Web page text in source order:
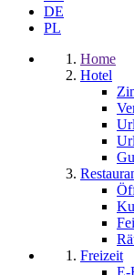
DE
PL
Home
Hotel
Freizeit